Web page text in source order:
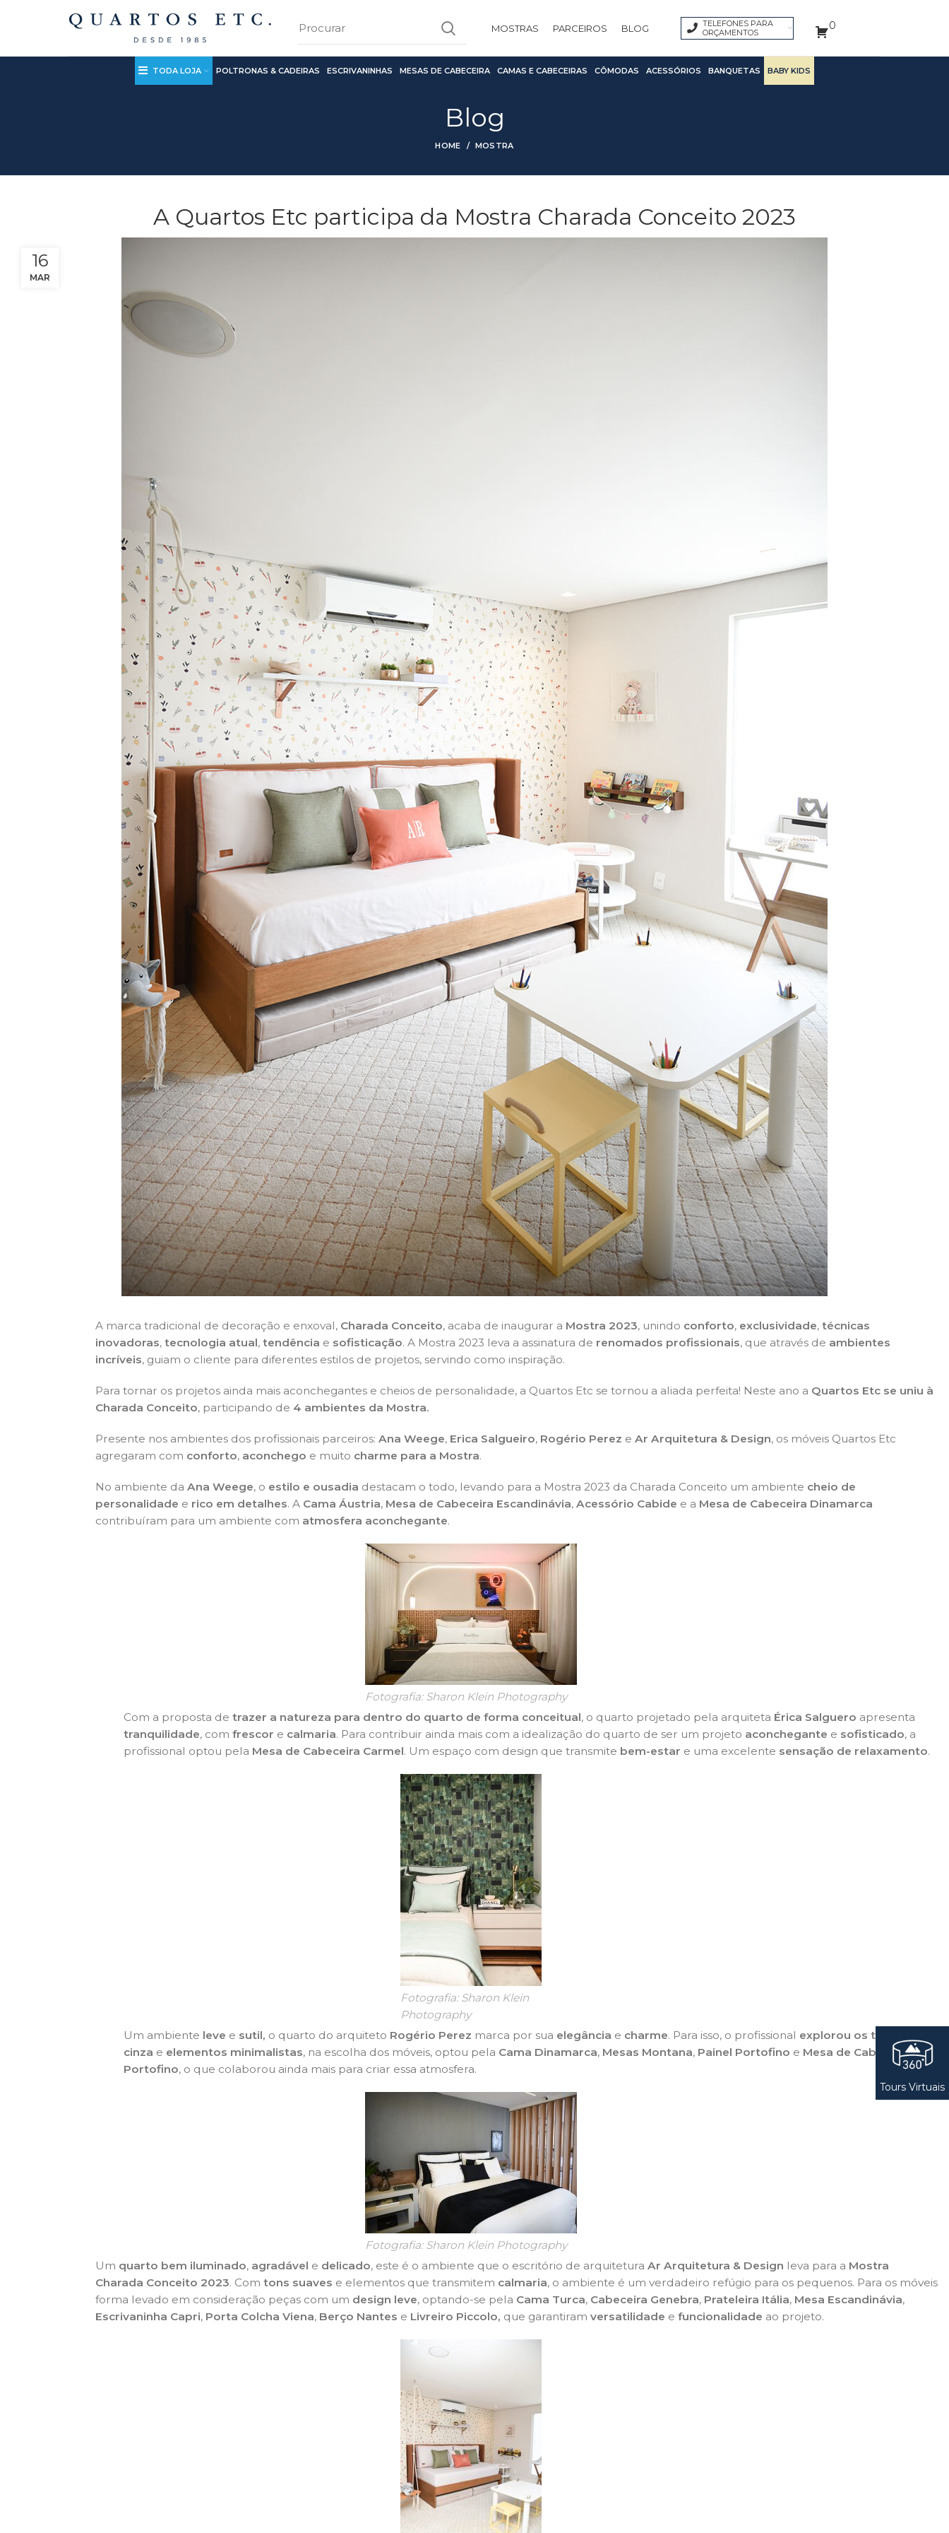
MOSTRAS PARCEIROS BLOG
TELEFONES PARA
ORÇAMENTOS
0
TODA LOJA POLTRONAS & CADEIRAS ESCRIVANINHAS MESAS DE CABECEIRA CAMAS E CABECEIRAS CÔMODAS ACESSÓRIOS BANQUETAS BABY KIDS
Blog
HOME MOSTRA
A Quartos Etc participa da Mostra Charada Conceito 2023
16
MAR
A marca tradicional de decoração e enxoval, Charada Conceito, acaba de inaugurar a Mostra 2023, unindo conforto, exclusividade, técnicas
inovadoras, tecnologia atual, tendência e sofisticação. A Mostra 2023 leva a assinatura de renomados profissionais, que através de ambientes
incríveis, guiam o cliente para diferentes estilos de projetos, servindo como inspiração.
Para tornar os projetos ainda mais aconchegantes e cheios de personalidade, a Quartos Etc se tornou a aliada perfeita! Neste ano a Quartos Etc se uniu à
Charada Conceito, participando de 4 ambientes da Mostra.
Presente nos ambientes dos profissionais parceiros: Ana Weege, Erica Salgueiro, Rogério Perez e Ar Arquitetura & Design, os móveis Quartos Etc
agregaram com conforto, aconchego e muito charme para a Mostra.
No ambiente da Ana Weege, o estilo e ousadia destacam o todo, levando para a Mostra 2023 da Charada Conceito um ambiente cheio de
personalidade e rico em detalhes. A Cama Áustria, Mesa de Cabeceira Escandinávia, Acessório Cabide e a Mesa de Cabeceira Dinamarca
contribuíram para um ambiente com atmosfera aconchegante.
Fotografia: Sharon Klein Photography
Com a proposta de trazer a natureza para dentro do quarto de forma conceitual, o quarto projetado pela arquiteta Érica Salguero apresenta
tranquilidade, com frescor e calmaria. Para contribuir ainda mais com a idealização do quarto de ser um projeto aconchegante e sofisticado, a
profissional optou pela Mesa de Cabeceira Carmel. Um espaço com design que transmite bem-estar e uma excelente sensação de relaxamento.
Fotografia: Sharon Klein
Photography
Um ambiente leve e sutil, o quarto do arquiteto Rogério Perez marca por sua elegância e charme. Para isso, o profissional explorou os tons de
cinza e elementos minimalistas, na escolha dos móveis, optou pela Cama Dinamarca, Mesas Montana, Painel Portofino e Mesa de Cabeceira
Portofino, o que colaborou ainda mais para criar essa atmosfera.
Fotografia: Sharon Klein Photography
Um quarto bem iluminado, agradável e delicado, este é o ambiente que o escritório de arquitetura Ar Arquitetura & Design leva para a Mostra
Charada Conceito 2023. Com tons suaves e elementos que transmitem calmaria, o ambiente é um verdadeiro refúgio para os pequenos. Para os móveis
forma levado em consideração peças com um design leve, optando-se pela Cama Turca, Cabeceira Genebra, Prateleira Itália, Mesa Escandinávia,
Escrivaninha Capri, Porta Colcha Viena, Berço Nantes e Livreiro Piccolo, que garantiram versatilidade e funcionalidade ao projeto.
Tours Virtuais